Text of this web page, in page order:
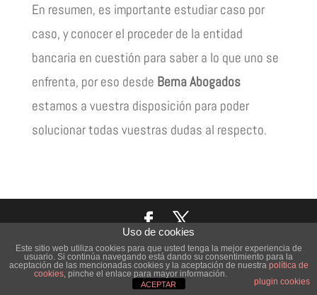
En resumen, es importante estudiar caso por
caso, y conocer el proceder de la entidad
bancaria en cuestión para saber a lo que uno se
enfrenta, por eso desde Berna Abogados
estamos a vuestra disposición para poder
solucionar todas vuestras dudas al respecto.
Copyright © 2026bernayabogados| Página diseñada porYou
Comunicación
Uso de cookies
Este sitio web utiliza cookies para que usted tenga la mejor experiencia de
usuario. Si continúa navegando está dando su consentimiento para la
aceptación de las mencionadas cookies y la aceptación de nuestra política de
cookies, pinche el enlace para mayor información.
plugin cookies
ACEPTAR
Cookies help us deliver our services. By using our
services, you agree to our use of cookies.
Got it